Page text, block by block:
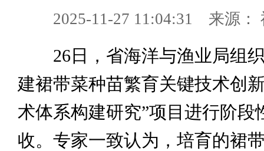
2025-11-27 11:04:31 来源：
26日，省海洋与渔业局组织
建裙带菜种苗繁育关键技术创
术体系构建研究”项目进行阶段
收。专家一致认为，培育的裙